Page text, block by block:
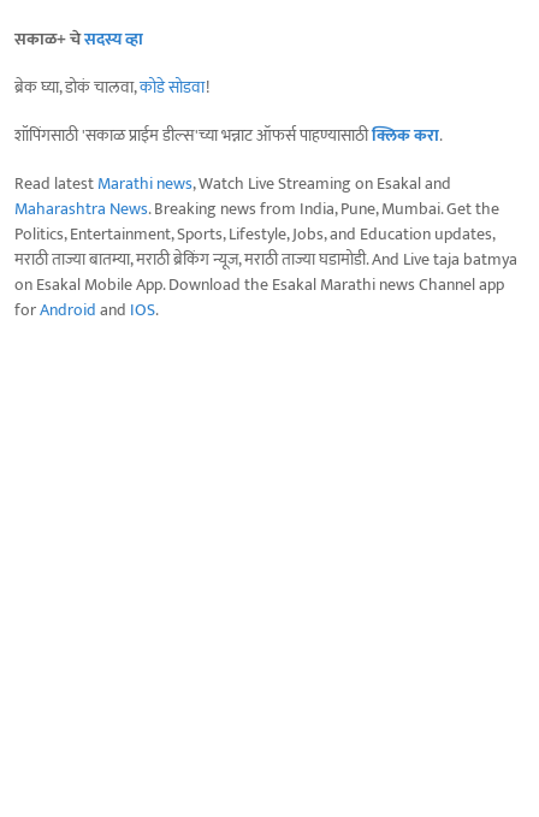
सकाळ+ चेसदस्य व्हा
ब्रेक घ्या, डोकं चालवा,कोडे सोडवा!
शॉपिंगसाठी 'सकाळ प्राईम डील्स'च्या भन्नाट ऑफर्स पाहण्यासाठीक्लिक करा.
Read latestMarathi news, Watch Live Streaming on Esakal and
Maharashtra News. Breaking news from India, Pune, Mumbai. Get the
Politics, Entertainment, Sports, Lifestyle, Jobs, and Education updates,
मराठी ताज्या बातम्या, मराठी ब्रेकिंग न्यूज, मराठी ताज्या घडामोडी. And Live taja batmya
on Esakal Mobile App. Download the Esakal Marathi news Channel app
forAndroidand IOS.